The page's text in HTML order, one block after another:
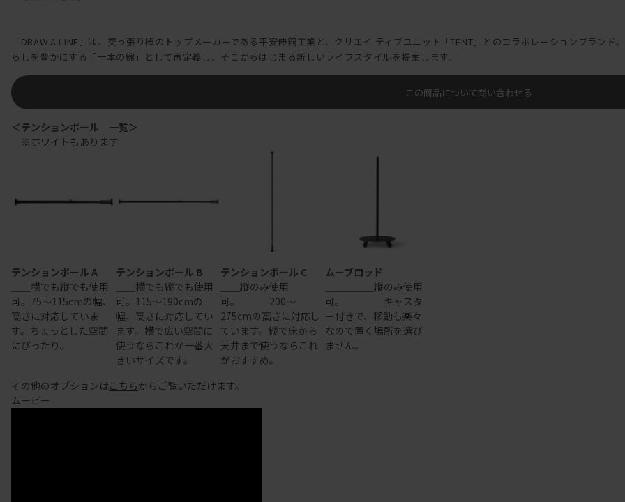
この商品について問い合わせる
ムーブロッド / ブラック
DRAW A LINE(ドローアライン)から、
片手で持って好きな位置に移動出来る、“動かす”プロダクト、出来ました◎
・日本国外に持ち出された商品は補償の対象外になります。
お使いになる人や他の人への危害、財産の損害を防ぐために、必ずお守りください。
【警告】誤った使用や、本来の用途以外の使用は、死亡や重症の原因になります。
・片側だけに荷重をかけないでください。商品が転倒し、ケガや損害の原因になります。
・商品に乗らないでください。小さなお子様や乳幼児など、取扱に不慣れな方だけで使用しないでください。 商品が転倒し、ケガや損害の原
・勢いよく滑らせないでください。本商品は重量があり、鋭利な部分もあるため、ケガや損害の原因になります。
「DRAW A LINE」は、突っ張り棒のトップメーカーである平安伸銅工業と、クリエイ ティブユニット「TENT」とのコラボレーションブラン
らしを豊かにする「一本の線」として再定義し、そこからはじまる新しいライフスタイルを提案します。
＜テンションポール 一覧＞
※ホワイトもあります
テンションポール A
＿＿横でも縦でも使用
可。75～115cmの幅、
高さに対応していま
す。ちょっとした空間
にぴったり。
テンションポール B
＿＿横でも縦でも使用
可。115～190cmの
幅、高さに対応してい
ます。横で広い空間に
使うならこれが一番大
きいサイズです。
テンションポール C
＿＿縦のみ使用
可。 200～
275cmの高さに対応し
ています。縦で床から
天井まで使うならこれ
がおすすめ。
ムーブロッド
＿＿＿＿＿縦のみ使用
可。 キャスタ
ー付きで、移動も楽々
なので置く場所を選び
ません。
その他のオプションはこちらからご覧いただけます。
ムービー